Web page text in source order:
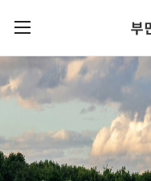
로그인
회원가입
부민병원그룹소개
비전과
부민스토리
이사장소개
부민병원그룹소식
사회공헌
후원안내
병원/
센터